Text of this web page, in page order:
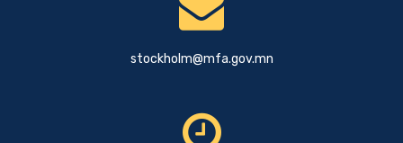
stockholm@mfa.gov.mn